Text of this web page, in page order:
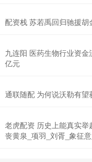
配资栈 苏若禹回归驰援胡
九连阳 医药生物行业资
亿元
通联随配 为何说沃勒有望
老虎配资 历史上能真实
丧黄泉_项羽_刘胥_象征意